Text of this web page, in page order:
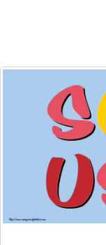
Felicitari muzicale
Felicitari animate
Invitatii